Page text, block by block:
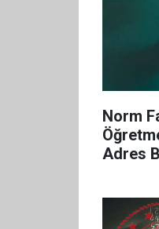
Norm
Adres